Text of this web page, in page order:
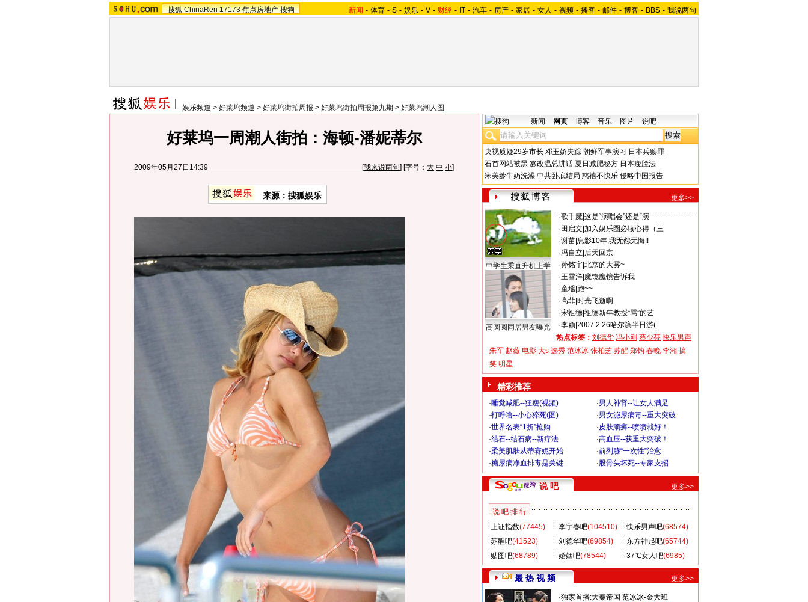
搜狐 ChinaRen 17173 焦点房地产 搜狗 新闻 - 体育 - S - 娱乐 - V - 财经 - IT - 汽车 - 房产 - 家居 - 女人 - 视频 - 播客 - 邮件 - 博客 - BBS - 我说两句
娱乐频道 > 好莱坞频道 > 好莱坞街拍周报 > 好莱坞街拍周报第九期 > 好莱坞潮人图
好莱坞一周潮人街拍：海顿-潘妮蒂尔
2009年05月27日14:39 [我来说两句] [字号： 大 中 小]
来源： 搜狐娱乐
新闻 网页 博客 音乐 图片 说吧
央视质疑29岁市长 邓玉娇失踪 朝鲜军事演习 日本兵赎罪
石首网站被黑 篡改温总讲话 夏日减肥秘方 日本瘦脸法
宋美龄牛奶洗澡 中共卧底结局 慈禧不快乐 侵略中国报告
更多>>
中学生乘直升机上学
高圆圆同居男友曝光
·歌手魔| 这是“演唱会”还是“演
· 田启文 加入娱乐圈必读心得（三
·谢苗| 息影10年,我无怨无悔!!
·冯自立 后天回京
·孙铭宇| 北京的大雾~
·王雪洋| 魔镜魔镜告诉我
·童瑶| 跑~~
·高菲| 时光飞逝啊
·宋祖德| 祖德新年教授“骂”的艺
·李颖| 2007.2.26哈尔滨半日游(
热点标签： 刘德华 冯小刚 蔡少芬 快乐男声
朱军 赵薇 电影 大s 选秀 范冰冰 张柏芝 苏醒 郑钧 春晚 李湘 搞
笑 明星
精彩推荐
·睡觉减肥--狂瘦(视频) ·男人补肾--让女人满足
·打呼噜--小心猝死(图) ·男女泌尿病毒--重大突破
·世界名表“1折”抢购 ·皮肤顽癣--喷喷就好！
·结石--结石病--新疗法 ·高血压--获重大突破！
·柔美肌肤从蒂赛妮开始 ·前列腺“一次性”治愈
·糖尿病净血排毒是关键 ·股骨头坏死--专家支招
说 吧 更多>>
说 吧 排 行
上证指数(77445) 李宇春吧(104510) 快乐男声吧(68574)
苏醒吧(41523) 刘德华吧(69854) 东方神起吧(65744)
贴图吧(68789) 婚姻吧(78544) 37℃女人吧(6985)
最 热 视 频 更多>>
·独家首播:大秦帝国 范冰冰-金大班